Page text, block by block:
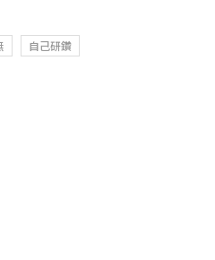
自己研鑽